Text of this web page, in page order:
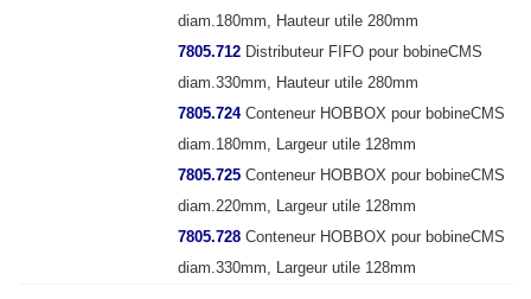
diam.180mm, Hauteur utile 280mm
7805.712 Distributeur FIFO pour bobineCMS
diam.330mm, Hauteur utile 280mm
7805.724 Conteneur HOBBOX pour bobineCMS
diam.180mm, Largeur utile 128mm
7805.725 Conteneur HOBBOX pour bobineCMS
diam.220mm, Largeur utile 128mm
7805.728 Conteneur HOBBOX pour bobineCMS
diam.330mm, Largeur utile 128mm